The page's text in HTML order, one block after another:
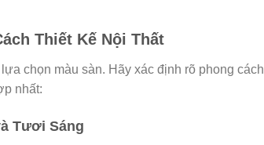
Thiết Kế Nội Thất
chọn màu sàn. Hãy xác định rõ phong cách
nhất:
Tươi Sáng